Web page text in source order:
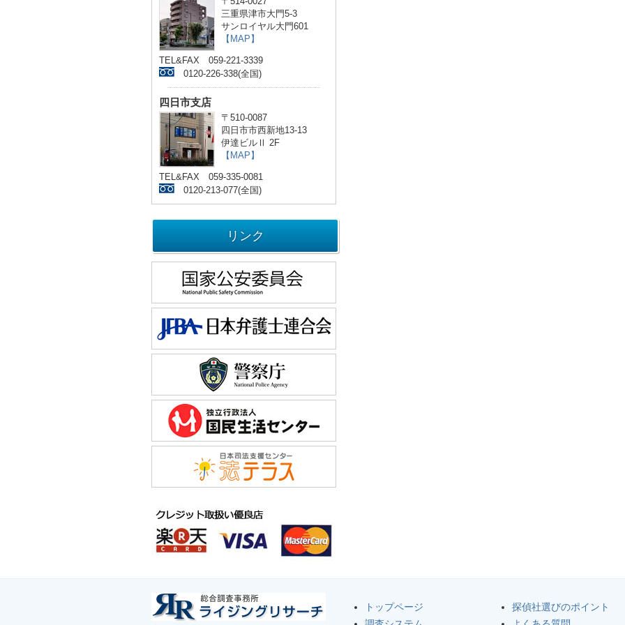
三重県津市大門5-3
サンロイヤル大門601
【MAP】
TEL&FAX 059-221-3339
0120-226-338(全国)
四日市支店
〒510-0087
四日市市西新地13-13
伊達ビルⅡ 2F
【MAP】
TEL&FAX 059-335-0081
0120-213-077(全国)
リンク
トップページ
探偵社選びのポイント